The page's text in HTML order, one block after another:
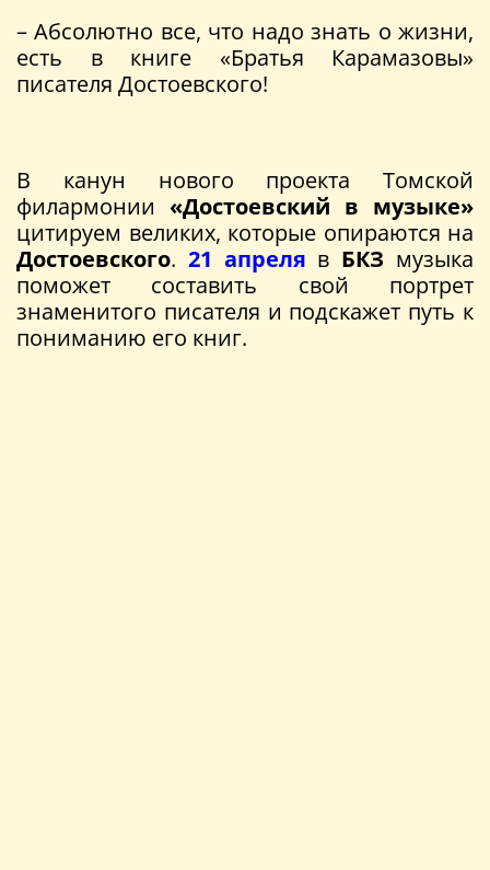
– Абсолютно все, что надо знать о жизни,
есть в книге «Братья Карамазовы»
писателя Достоевского!
В канун нового проекта Томской
филармонии «Достоевский в музыке»
цитируем великих, которые опираются на
Достоевского. 21 апреля в БКЗ музыка
поможет составить свой портрет
знаменитого писателя и подскажет путь к
пониманию его книг.